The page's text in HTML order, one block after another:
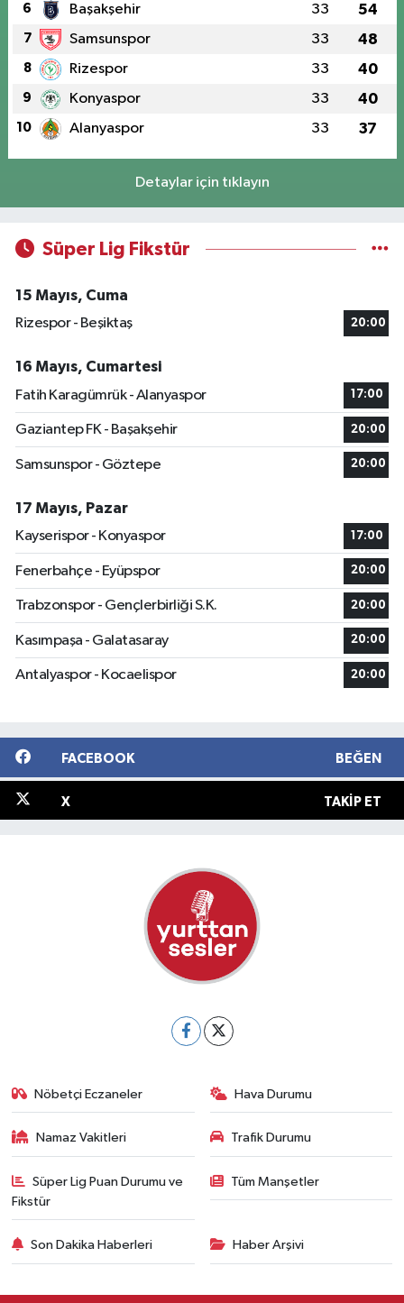
6 Başakşehir 33 54
7 Samsunspor 33 48
8 Rizespor 33 40
9 Konyaspor 33 40
10 Alanyaspor 33 37
Detaylar için tıklayın
Süper Lig Fikstür
15 Mayıs, Cuma
Rizespor - Beşiktaş
20:00
16 Mayıs, Cumartesi
Fatih Karagümrük - Alanyaspor
17:00
Gaziantep FK - Başakşehir 20:00
Samsunspor - Göztepe 20:00
17 Mayıs, Pazar
Kayserispor - Konyaspor
17:00
Fenerbahçe - Eyüpspor 20:00
Trabzonspor - Gençlerbirliği S.K. 20:00
Kasımpaşa - Galatasaray 20:00
Antalyaspor - Kocaelispor 20:00
FACEBOOK BEĞEN
X TAKIP ET
Nöbetçi Eczaneler Hava Durumu
Namaz Vakitleri Trafik Durumu
Süper Lig Puan Durumu ve
Fikstür
Tüm Manşetler
Son Dakika Haberleri Haber Arşivi